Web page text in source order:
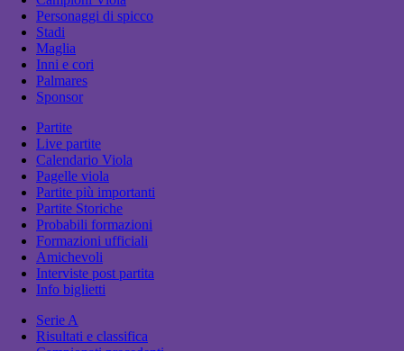
Personaggi di spicco
Stadi
Maglia
Inni e cori
Palmares
Sponsor
Partite
Live partite
Calendario Viola
Pagelle viola
Partite più importanti
Partite Storiche
Probabili formazioni
Formazioni ufficiali
Amichevoli
Interviste post partita
Info biglietti
Serie A
Risultati e classifica